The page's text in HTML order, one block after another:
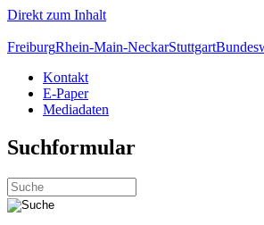
Direkt zum Inhalt
FreiburgRhein-Main-NeckarStuttgart
Kontakt
E-Paper
Mediadaten
Suchformular